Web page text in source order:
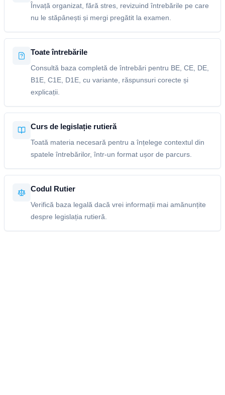
Învață organizat, fără stres, revizuind întrebările pe care
nu le stăpânești și mergi pregătit la examen.
Toate întrebările
Consultă baza completă de întrebări pentru BE, CE, DE,
B1E, C1E, D1E, cu variante, răspunsuri corecte și
explicații.
Curs de legislație rutieră
Toată materia necesară pentru a înțelege contextul din
spatele întrebărilor, într-un format ușor de parcurs.
Codul Rutier
Verifică baza legală dacă vrei informații mai amănunțite
despre legislația rutieră.